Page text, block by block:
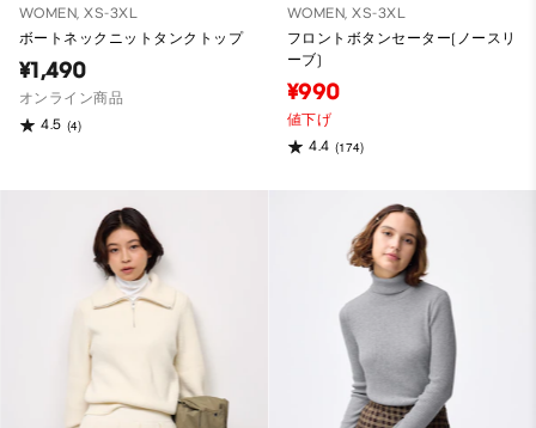
WOMEN, XS-3XL
ボートネックニットタンクトップ
¥1,490
オンライン商品
4.5 (4)
WOMEN, XS-3XL
フロントボタンセーター(ノースリ
ーブ)
¥990
値下げ
4.4 (174)